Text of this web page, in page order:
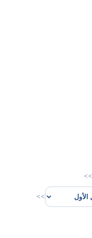
>>
>>